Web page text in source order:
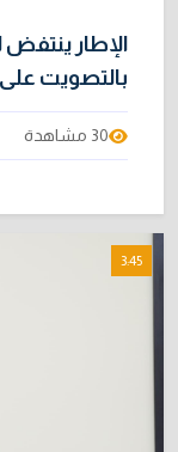
الإطار
بالتصويت
30 مشاهدة
3:45